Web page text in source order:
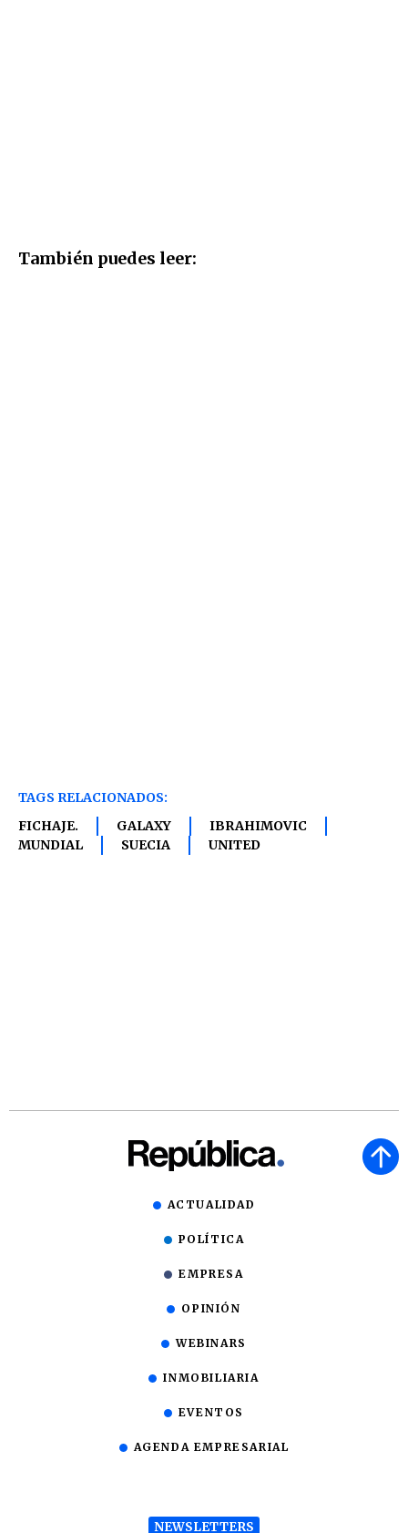
También puedes leer:
TAGS RELACIONADOS:
FICHAJE.
GALAXY
IBRAHIMOVIC
MUNDIAL
SUECIA UNITED
ACTUALIDAD
POLÍTICA
EMPRESA
OPINIÓN
WEBINARS
INMOBILIARIA
EVENTOS
AGENDA EMPRESARIAL
NEWSLETTERS